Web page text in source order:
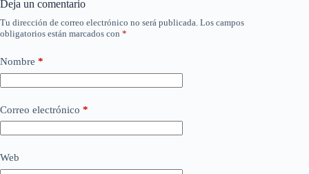
Deja un comentario
Tu dirección de correo electrónico no será publicada. Los campos
obligatorios están marcados con *
Nombre *
Correo electrónico *
Web